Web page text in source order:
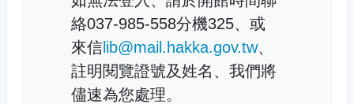
絡037-985-558分機325、或
來信lib@mail.hakka.gov.tw、
註明閱覽證號及姓名、我們將
儘速為您處理。